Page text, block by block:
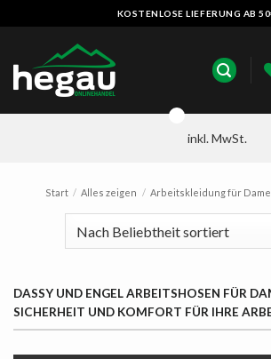
Inhalt
KOSTENLOSE LIEFERUNG AB
inkl. MwSt.
Start / Alles zeigen / Arbeitskleidung für
DASSY UND ENGEL ARBEITSHOSEN FÜR
SICHERHEIT UND KOMFORT FÜR IHRE